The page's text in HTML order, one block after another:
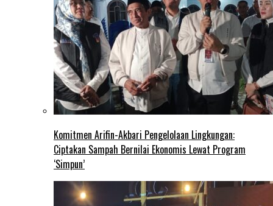
Komitmen Arifin-Akbari Pengelolaan Lingkungan:
Ciptakan Sampah Bernilai Ekonomis Lewat Program
‘Simpun’